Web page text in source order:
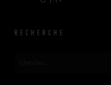
RECHERCHE